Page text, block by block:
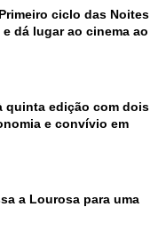
ciclo das Noites
dá lugar ao cinema ao
quinta edição com dois
e convívio em
a Lourosa para uma